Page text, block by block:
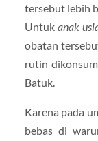
tersebut lebih
Untukanak
obatan
rutin
Batuk.
Karena pada
bebas di